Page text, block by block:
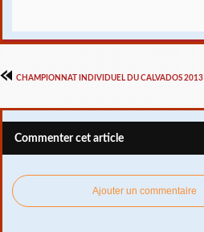
CHAMPIONNAT INDIVIDUEL DU CALVADOS 2013
Commenter cet article
Ajouter un commentaire